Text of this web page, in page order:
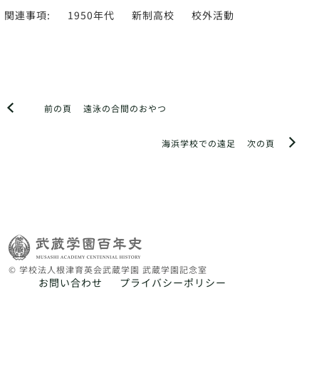
関連事項: 1950年代 新制高校 校外活動
前の頁 遠泳の合間のおやつ
次の頁
海浜学校での遠足
© 学校法人根津育英会武蔵学園 武蔵学園記念室
お問い合わせ プライバシーポリシー